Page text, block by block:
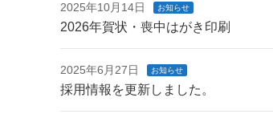
2025年10月14日 お知らせ
2026年賀状・喪中はがき印刷
2025年6月27日 お知らせ
採用情報を更新しました。